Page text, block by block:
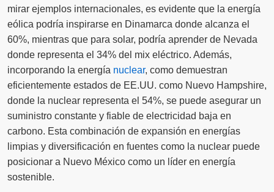
mirar ejemplos internacionales, es evidente que la energía
eólica podría inspirarse en Dinamarca donde alcanza el
60%, mientras que para solar, podría aprender de Nevada
donde representa el 34% del mix eléctrico. Además,
incorporando la energía nuclear, como demuestran
eficientemente estados de EE.UU. como Nuevo Hampshire,
donde la nuclear representa el 54%, se puede asegurar un
suministro constante y fiable de electricidad baja en
carbono. Esta combinación de expansión en energías
limpias y diversificación en fuentes como la nuclear puede
posicionar a Nuevo México como un líder en energía
sostenible.